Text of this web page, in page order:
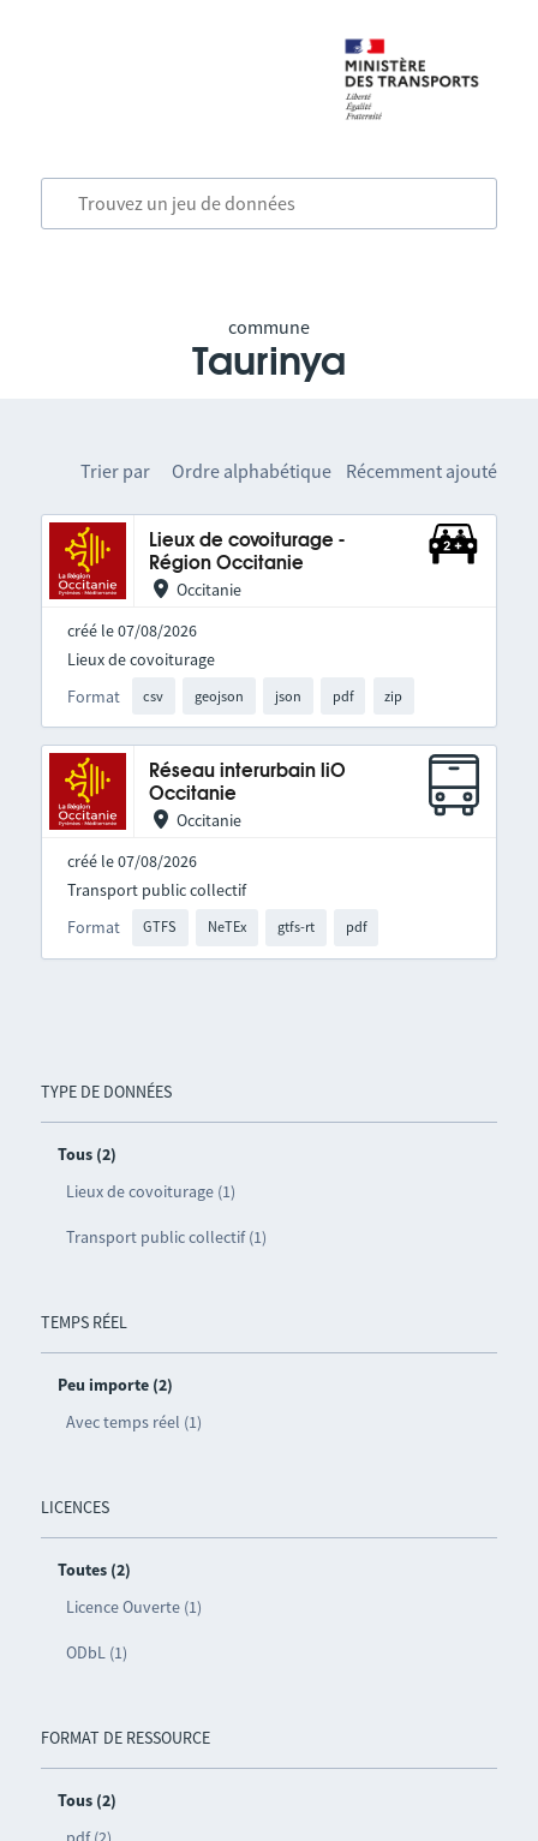
commune
Taurinya
TYPE DE DONNÉES
Tous (2)
Lieux de covoiturage (1)
Transport public collectif (1)
TEMPS RÉEL
Peu importe (2)
Avec temps réel (1)
LICENCES
Toutes (2)
Licence Ouverte (1)
ODbL (1)
FORMAT DE RESSOURCE
Tous (2)
Trier par Ordre alphabétique Récemment ajouté
Lieux de covoiturage -
Région Occitanie
Occitanie
créé le 07/08/2026
Format csv geojson json pdf zip
Lieux de covoiturage
Réseau interurbain liO
Occitanie
Occitanie
créé le 07/08/2026
Format GTFS NeTEx gtfs-rt pdf
Transport public collectif